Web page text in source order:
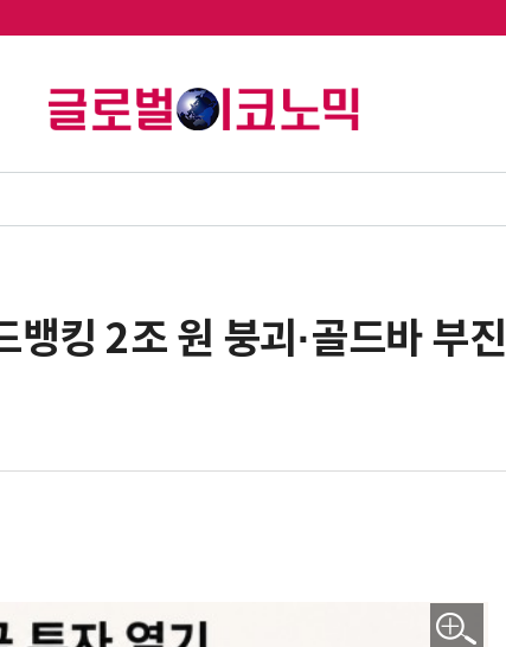
킹 2조 원 붕괴·골드바 부진